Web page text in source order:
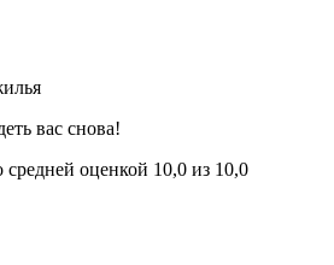
вас снова!
оценкой 10,0 из 10,0